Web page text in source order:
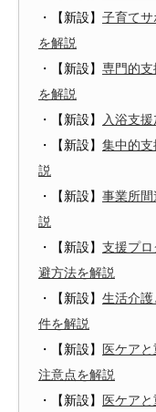
・【新設】 子育て
を解説
・【新設】 専門的
を解説
・【新設】
入浴支
・【新設】 集中的
説
・【新設】 事業所
説
・【新設】 支援プ
避方法を解説
・【新設】 生活介
件を解説
・【新設】
医ケア
注意点を解説
・【新設】
医ケア